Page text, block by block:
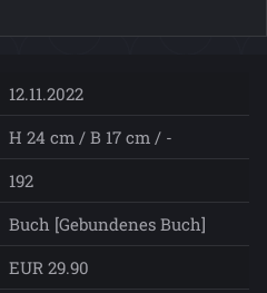
12.11.2022
H 24 cm / B 17 cm / -
192
Buch [Gebundenes Buch]
EUR 29.90